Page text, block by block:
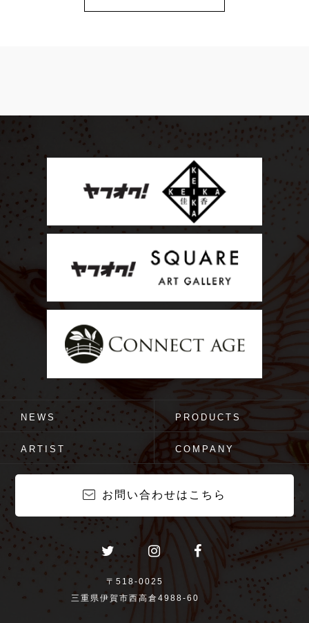
NEWS PRODUCTS
ARTIST COMPANY
お問い合わせはこちら
〒518-0025
三重県伊賀市西高倉4988-60